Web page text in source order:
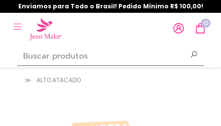
Enviamos para Todo o Brasil! Pedido Mínimo R$ 100,00!
0
ALTO ATACADO